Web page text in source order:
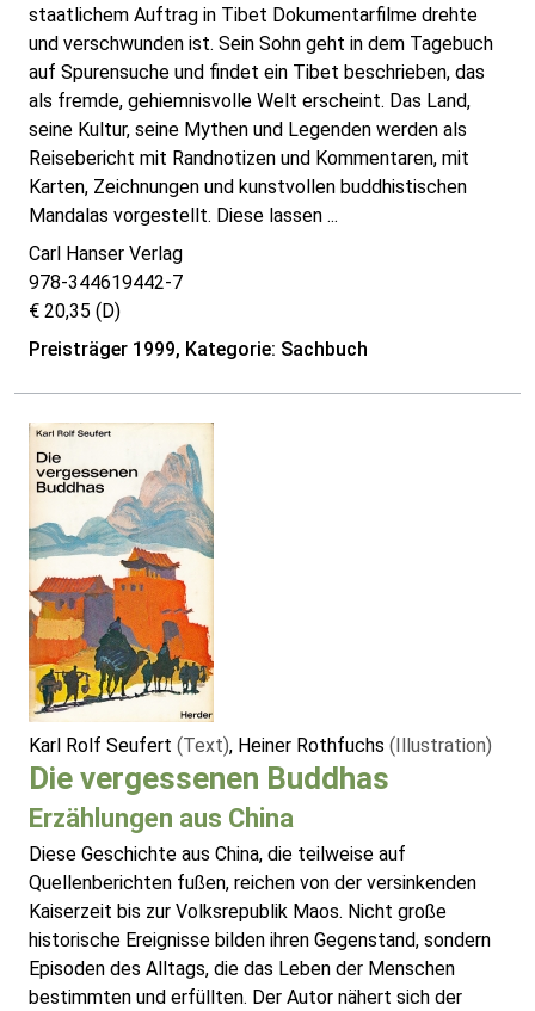
staatlichem Auftrag in Tibet Dokumentarfilme drehte
und verschwunden ist. Sein Sohn geht in dem Tagebuch
auf Spurensuche und findet ein Tibet beschrieben, das
als fremde, gehiemnisvolle Welt erscheint. Das Land,
seine Kultur, seine Mythen und Legenden werden als
Reisebericht mit Randnotizen und Kommentaren, mit
Karten, Zeichnungen und kunstvollen buddhistischen
Mandalas vorgestellt. Diese lassen ...
Carl Hanser Verlag
978-344619442-7
€ 20,35 (D)
Preisträger 1999, Kategorie: Sachbuch
Karl Rolf Seufert (Text), Heiner Rothfuchs (Illustration)
Die vergessenen Buddhas
Erzählungen aus China
Diese Geschichte aus China, die teilweise auf
Quellenberichten fußen, reichen von der versinkenden
Kaiserzeit bis zur Volksrepublik Maos. Nicht große
historische Ereignisse bilden ihren Gegenstand, sondern
Episoden des Alltags, die das Leben der Menschen
bestimmten und erfüllten. Der Autor nähert sich der